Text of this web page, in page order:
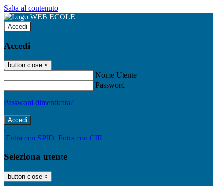
Salta al contenuto
Accedi
Accedi
button close ×
Nome Utente
Password
Password dimenticata?
-
Entra con SPID Entra con CIE
Seleziona utente
button close ×